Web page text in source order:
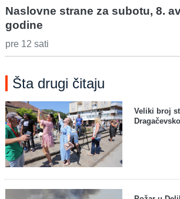
Naslovne strane za subotu, 8.
godine
pre 12 sati
Šta drugi čitaju
Veliki broj